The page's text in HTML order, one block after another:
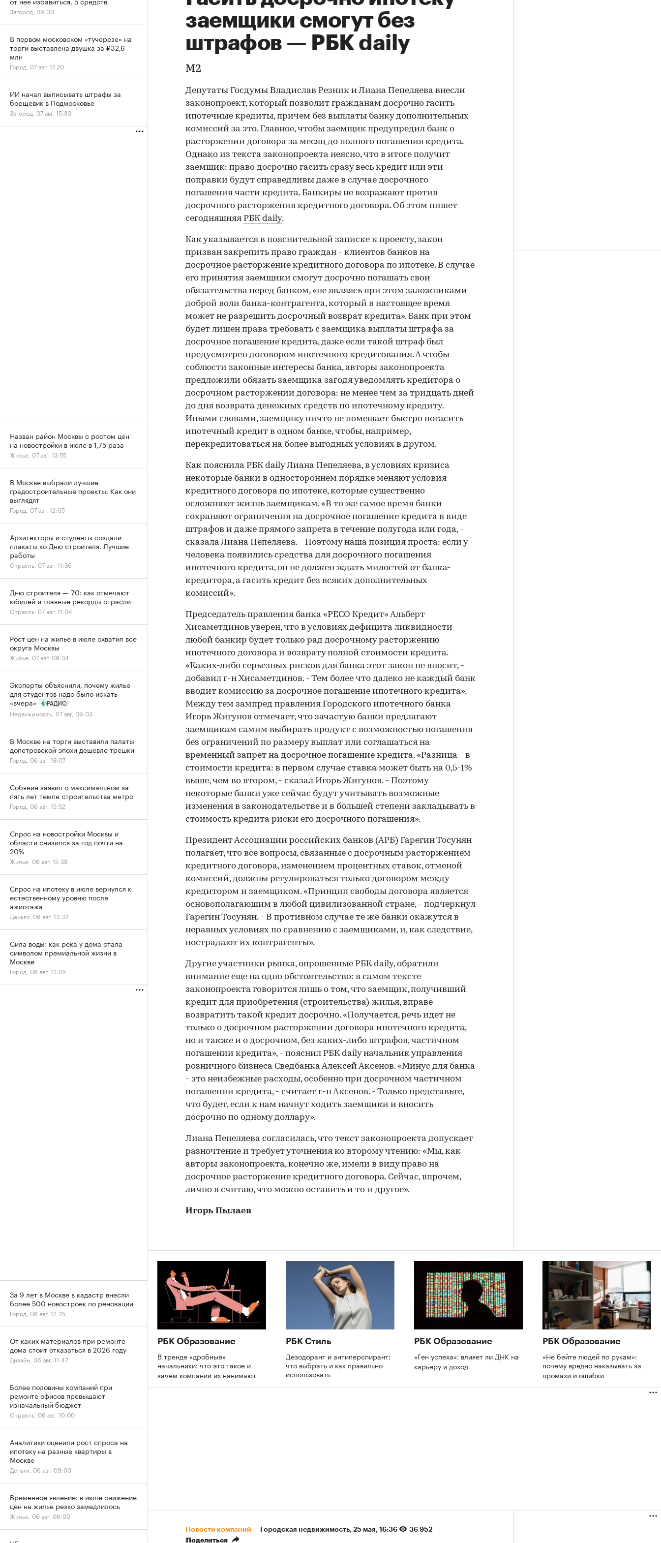
заемщики смогут без
штрафов — РБК daily
М2
Депутаты Госдумы Владислав Резник и Лиана Пепеляева внесли
законопроект, который позволит гражданам досрочно гасить
ипотечные кредиты, причем без выплаты банку дополнительных
комиссий за это. Главное, чтобы заемщик предупредил банк о
расторжении договора за месяц до полного погашения кредита.
Однако из текста законопроекта неясно, что в итоге получит
заемщик: право досрочно гасить сразу весь кредит или эти
поправки будут справедливы даже в случае досрочного
погашения части кредита. Банкиры не возражают против
досрочного расторжения кредитного договора. Об этом пишет
сегодняшняя РБК daily.
Как указывается в пояснительной записке к проекту, закон
призван закрепить право граждан - клиентов банков на
досрочное расторжение кредитного договора по ипотеке. В случае
его принятия заемщики смогут досрочно погашать свои
обязательства перед банком, «не являясь при этом заложниками
доброй воли банка-контрагента, который в настоящее время
может не разрешить досрочный возврат кредита». Банк при этом
будет лишен права требовать с заемщика выплаты штрафа за
досрочное погашение кредита, даже если такой штраф был
предусмотрен договором ипотечного кредитования. А чтобы
соблюсти законные интересы банка, авторы законопроекта
предложили обязать заемщика загодя уведомлять кредитора о
досрочном расторжении договора: не менее чем за тридцать дней
до дня возврата денежных средств по ипотечному кредиту.
Иными словами, заемщику ничто не помешает быстро погасить
ипотечный кредит в одном банке, чтобы, например,
перекредитоваться на более выгодных условиях в другом.
Как пояснила РБК daily Лиана Пепеляева, в условиях кризиса
некоторые банки в одностороннем порядке меняют условия
кредитного договора по ипотеке, которые существенно
осложняют жизнь заемщикам. «В то же самое время банки
сохраняют ограничения на досрочное погашение кредита в виде
штрафов и даже прямого запрета в течение полугода или года, -
сказала Лиана Пепеляева. - Поэтому наша позиция проста: если у
человека появились средства для досрочного погашения
ипотечного кредита, он не должен ждать милостей от банка-
кредитора, а гасить кредит без всяких дополнительных
комиссий».
Председатель правления банка «РЕСО Кредит» Альберт
Хисаметдинов уверен, что в условиях дефицита ликвидности
любой банкир будет только рад досрочному расторжению
ипотечного договора и возврату полной стоимости кредита.
«Каких-либо серьезных рисков для банка этот закон не вносит, -
добавил г-н Хисаметдинов. - Тем более что далеко не каждый банк
вводит комиссию за досрочное погашение ипотечного кредита».
Между тем зампред правления Городского ипотечного банка
Игорь Жигунов отмечает, что зачастую банки предлагают
заемщикам самим выбирать продукт с возможностью погашения
без ограничений по размеру выплат или соглашаться на
временный запрет на досрочное погашение кредита. «Разница - в
стоимости кредита: в первом случае ставка может быть на 0,5-1%
выше, чем во втором, - сказал Игорь Жигунов. - Поэтому
некоторые банки уже сейчас будут учитывать возможные
изменения в законодательстве и в большей степени закладывать в
стоимость кредита риски его досрочного погашения».
Президент Ассоциации российских банков (АРБ) Гарегин Тосунян
полагает, что все вопросы, связанные с досрочным расторжением
кредитного договора, изменением процентных ставок, отменой
комиссий, должны регулироваться только договором между
кредитором и заемщиком. «Принцип свободы договора является
основополагающим в любой цивилизованной стране, - подчеркнул
Гарегин Тосунян. - В противном случае те же банки окажутся в
неравных условиях по сравнению с заемщиками, и, как следствие,
пострадают их контрагенты».
Другие участники рынка, опрошенные РБК daily, обратили
внимание еще на одно обстоятельство: в самом тексте
законопроекта говорится лишь о том, что заемщик, получивший
кредит для приобретения (строительства) жилья, вправе
возвратить такой кредит досрочно. «Получается, речь идет не
только о досрочном расторжении договора ипотечного кредита,
но и также и о досрочном, без каких-либо штрафов, частичном
погашении кредита», - пояснил РБК daily начальник управления
розничного бизнеса Сведбанка Алексей Аксенов. «Минус для банка
- это неизбежные расходы, особенно при досрочном частичном
погашении кредита, - считает г-н Аксенов. - Только представьте,
что будет, если к нам начнут ходить заемщики и вносить
досрочно по одному доллару».
Лиана Пепеляева согласилась, что текст законопроекта допускает
разночтение и требует уточнения ко второму чтению: «Мы, как
авторы законопроекта, конечно же, имели в виду право на
досрочное расторжение кредитного договора. Сейчас, впрочем,
лично я считаю, что можно оставить и то и другое».
Игорь Пылаев
РБК Образование
В тренде «дробные»
начальники: что это такое и
зачем компании их нанимают
РБК Стиль
Дезодорант и антиперспирант:
что выбрать и как правильно
использовать
РБК Образование
«Ген успеха»: влияет ли ДНК на
карьеру и доход
РБК Образование
«Не бейте людей по рукам»:
почему вредно наказывать за
промахи и ошибки
Новости компаний Городская недвижимость⁠, 25 мая, 16:36
36 952
Поделиться
Загород, 09:00
В первом московском «тучерезе» на
торги выставлена двушка за ₽32,6
млн
Город, 07 авг, 17:20
ИИ начал выписывать штрафы за
борщевик в Подмосковье
Загород, 07 авг, 15:30
Назван район Москвы с ростом цен
на новостройки в июле в 1,75 раза
Жилье, 07 авг, 13:55
В Москве выбрали лучшие
градостроительные проекты. Как они
выглядят
Город, 07 авг, 12:05
Архитекторы и студенты создали
плакаты ко Дню строителя. Лучшие
работы
Отрасль, 07 авг, 11:36
Дню строителя — 70: как отмечают
юбилей и главные рекорды отрасли
Отрасль, 07 авг, 11:04
Рост цен на жилье в июле охватил все
округа Москвы
Жилье, 07 авг, 09:34
Эксперты объяснили, почему жилье
для студентов надо было искать
«вчера»
РАДИО
Недвижимость, 07 авг, 09:03
В Москве на торги выставили палаты
допетровской эпохи дешевле трешки
Город, 06 авг, 18:07
Собянин заявил о максимальном за
пять лет темпе строительства метро
Город, 06 авг, 15:52
Спрос на новостройки Москвы и
области снизился за год почти на
20%
Жилье, 06 авг, 15:39
Спрос на ипотеку в июле вернулся к
естественному уровню после
ажиотажа
Деньги, 06 авг, 13:32
Сила воды: как река у дома стала
символом премиальной жизни в
Москве
Город, 06 авг, 13:05
За 9 лет в Москве в кадастр внесли
более 500 новостроек по реновации
Город, 06 авг, 12:25
От каких материалов при ремонте
дома стоит отказаться в 2026 году
Дизайн, 06 авг, 11:47
Более половины компаний при
ремонте офисов превышают
изначальный бюджет
Отрасль, 06 авг, 10:00
Аналитики оценили рост спроса на
ипотеку на разные квартиры в
Москве
Деньги, 06 авг, 09:00
Временное явление: в июле снижение
цен на жилье резко замедлилось
Жилье, 06 авг, 06:00